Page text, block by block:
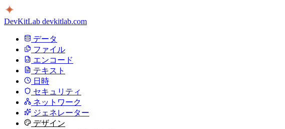
DevKitLab devkitlab.com
データ
ファイル
エンコード
テキスト
日時
セキュリティ
ネットワーク
ジェネレーター
デザイン